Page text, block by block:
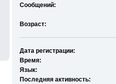
Сообщений:
Возраст:
Дата регистрации:
Время:
Язык:
Последняя активность: